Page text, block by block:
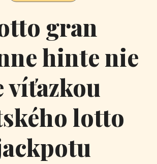
gran
hinte nie
víťazkou
lotto